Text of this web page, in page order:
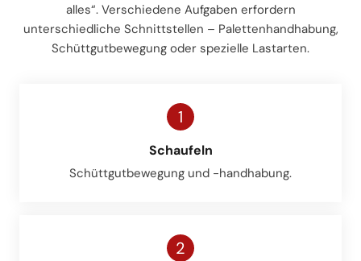
alles“. Verschiedene Aufgaben erfordern
unterschiedliche Schnittstellen – Palettenhandhabung,
Schüttgutbewegung oder spezielle Lastarten.
1
Schaufeln
Schüttgutbewegung und -handhabung.
2